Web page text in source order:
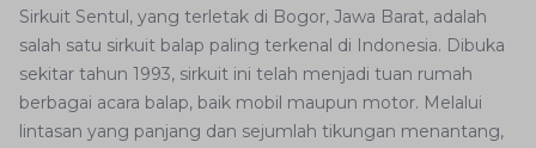
Sirkuit Sentul, yang terletak di Bogor, Jawa Barat, adalah
salah satu sirkuit balap paling terkenal di Indonesia. Dibuka
sekitar tahun 1993, sirkuit ini telah menjadi tuan rumah
berbagai acara balap, baik mobil maupun motor. Melalui
lintasan yang panjang dan sejumlah tikungan menantang,